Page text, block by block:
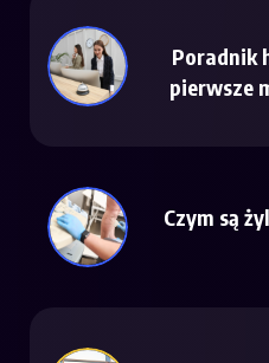
Poradnik
pierwsze
Czym są